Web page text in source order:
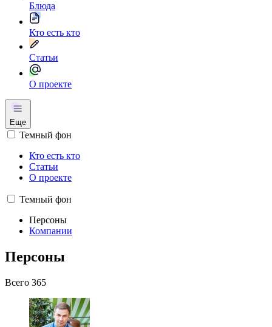
Блюда
Кто есть кто
Статьи
О проекте
Еще
Темный фон
Кто есть кто
Статьи
О проекте
Темный фон
Персоны
Компании
Персоны
Всего 365